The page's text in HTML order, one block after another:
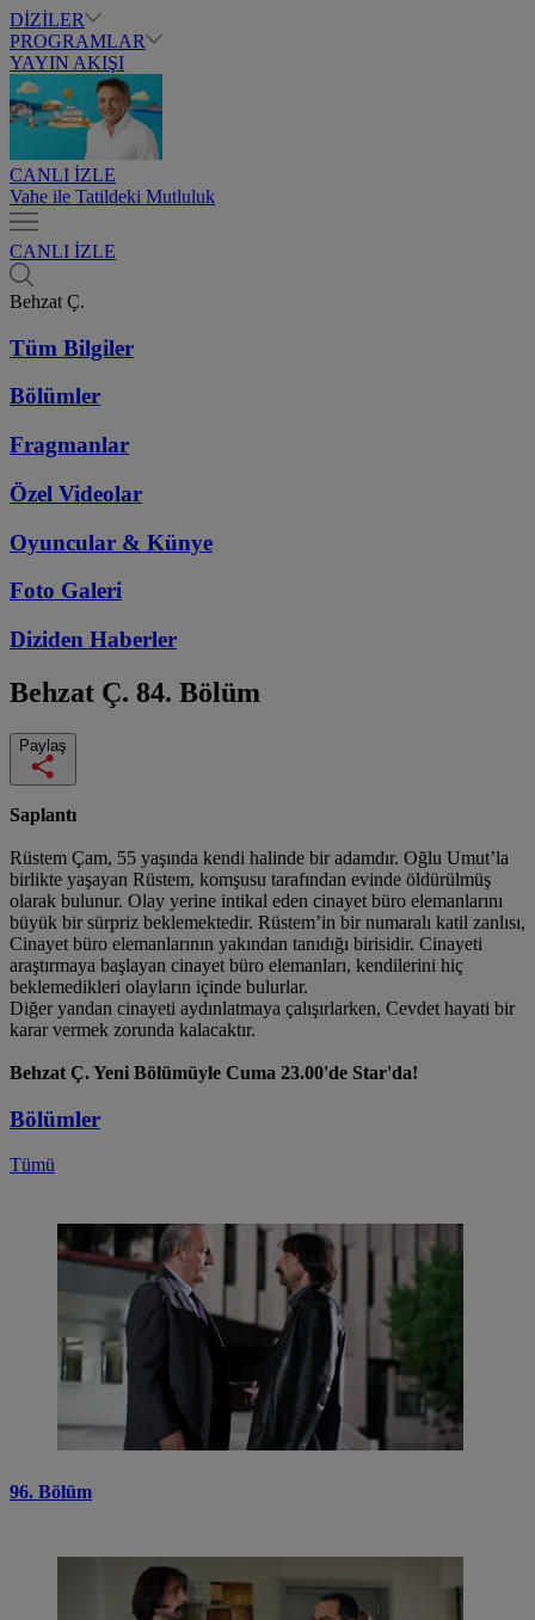
DİZİLER
PROGRAMLAR
YAYIN AKIŞI
CANLI İZLE
Vahe ile Tatildeki Mutluluk
CANLI İZLE
Behzat Ç.
Tüm Bilgiler
Bölümler
Fragmanlar
Özel Videolar
Oyuncular & Künye
Foto Galeri
Diziden Haberler
Behzat Ç. 84. Bölüm
Paylaş
Saplantı
Rüstem Çam, 55 yaşında kendi halinde bir adamdır. Oğlu Umut’la
birlikte yaşayan Rüstem, komşusu tarafından evinde öldürülmüş
olarak bulunur. Olay yerine intikal eden cinayet büro elemanlarını
büyük bir sürpriz beklemektedir. Rüstem’in bir numaralı katil zanlısı,
Cinayet büro elemanlarının yakından tanıdığı birisidir. Cinayeti
araştırmaya başlayan cinayet büro elemanları, kendilerini hiç
beklemedikleri olayların içinde bulurlar.
Diğer yandan cinayeti aydınlatmaya çalışırlarken, Cevdet hayati bir
karar vermek zorunda kalacaktır.
Behzat Ç. Yeni Bölümüyle Cuma 23.00'de Star'da!
Bölümler
Tümü
96. Bölüm